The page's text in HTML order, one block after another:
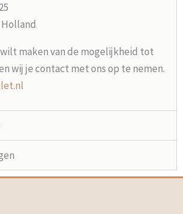
Holland
maken van de mogelijkheid tot
wij je contact met ons op te nemen.